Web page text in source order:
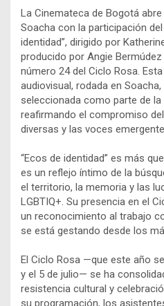
La Cinemateca de Bogotá
Soacha con la participación
identidad”, dirigido por
producido por Angie
número 24 del Ciclo Rosa.
audiovisual, rodada en
seleccionada como parte de
reafirmando el compromiso
diversas y las voces
“Ecos de identidad” es más
es un reflejo íntimo de la
el territorio, la memoria y las
LGBTIQ+. Su presencia en el
un reconocimiento al trabajo
se está gestando desde los
El Ciclo Rosa —que este año
y el 5 de julio— se ha
resistencia cultural y
su programación, los